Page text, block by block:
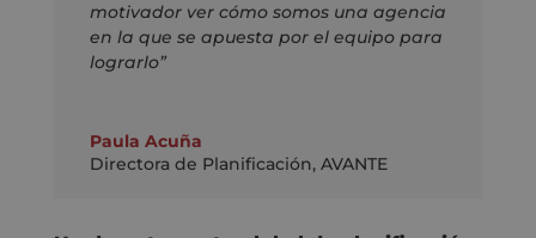
motivador ver cómo somos una agencia
en la que se apuesta por el equipo para
lograrlo”
Paula Acuña
Directora de Planificación, AVANTE